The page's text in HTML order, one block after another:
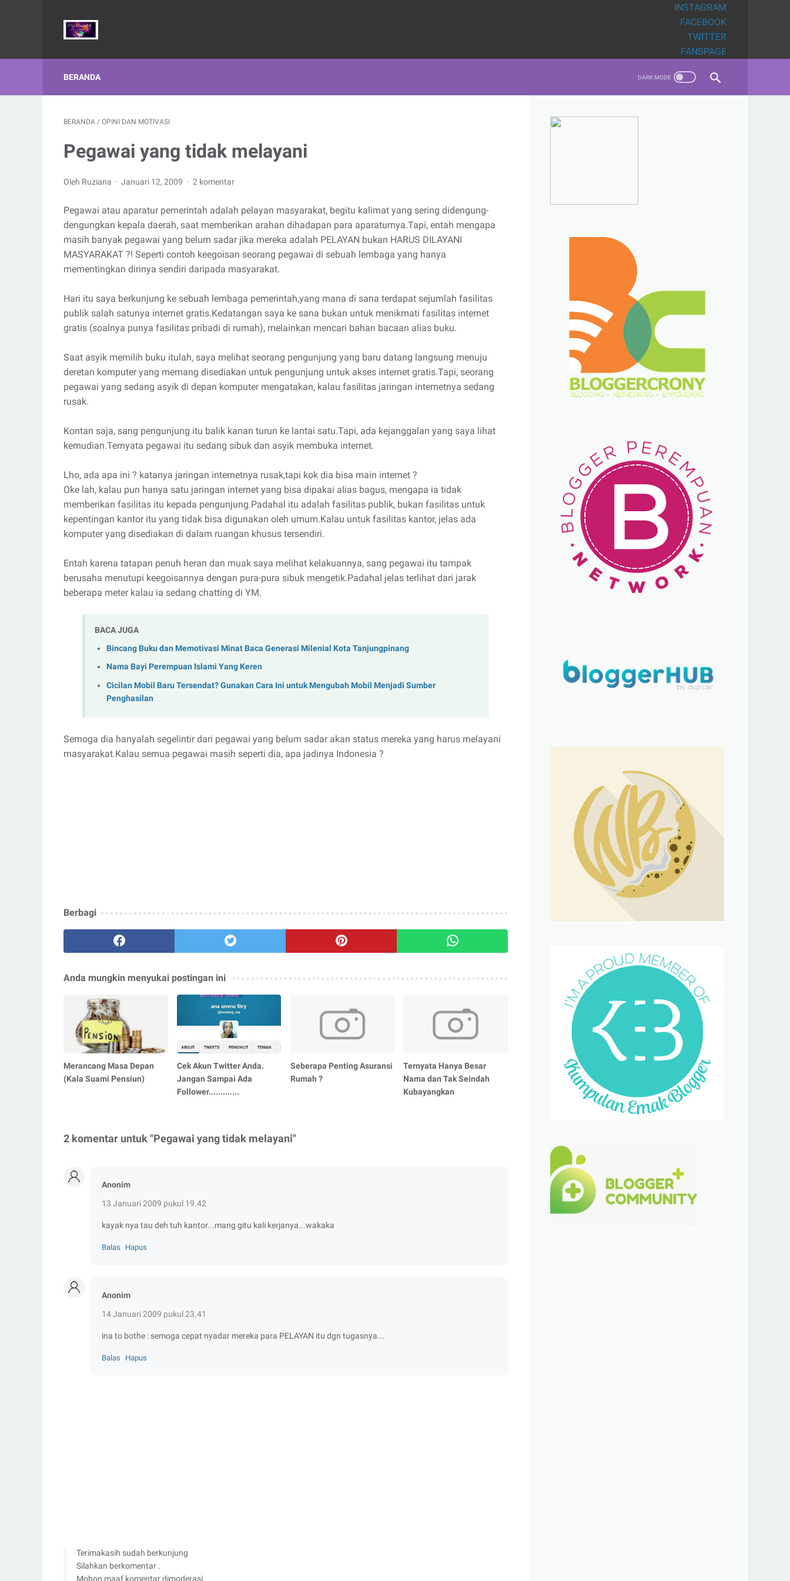
INSTAGRAM
FACEBOOK
TWITTER
FANSPAGE
BERANDA
BERANDA / OPINI DAN MOTIVASI
Pegawai yang tidak melayani
Oleh Ruziana Januari 12, 2009 2 komentar
Pegawai atau aparatur pemerintah adalah pelayan masyarakat, begitu kalimat yang sering didengung-
dengungkan kepala daerah, saat memberikan arahan dihadapan para aparaturnya.Tapi, entah mengapa
masih banyak pegawai yang belum sadar jika mereka adalah PELAYAN bukan HARUS DILAYANI
MASYARAKAT ?! Seperti contoh keegoisan seorang pegawai di sebuah lembaga yang hanya
mementingkan dirinya sendiri daripada masyarakat.
Hari itu saya berkunjung ke sebuah lembaga pemerintah,yang mana di sana terdapat sejumlah fasilitas
publik salah satunya internet gratis.Kedatangan saya ke sana bukan untuk menikmati fasilitas internet
gratis (soalnya punya fasilitas pribadi di rumah), melainkan mencari bahan bacaan alias buku.
Saat asyik memilih buku itulah, saya melihat seorang pengunjung yang baru datang langsung menuju
deretan komputer yang memang disediakan untuk pengunjung untuk akses internet gratis.Tapi, seorang
pegawai yang sedang asyik di depan komputer mengatakan, kalau fasilitas jaringan internetnya sedang
rusak.
Kontan saja, sang pengunjung itu balik kanan turun ke lantai satu.Tapi, ada kejanggalan yang saya lihat
kemudian.Ternyata pegawai itu sedang sibuk dan asyik membuka internet.
Lho, ada apa ini ? katanya jaringan internetnya rusak,tapi kok dia bisa main internet ?
Oke lah, kalau pun hanya satu jaringan internet yang bisa dipakai alias bagus, mengapa ia tidak
memberikan fasilitas itu kepada pengunjung.Padahal itu adalah fasilitas publik, bukan fasilitas untuk
kepentingan kantor itu yang tidak bisa digunakan oleh umum.Kalau untuk fasilitas kantor, jelas ada
komputer yang disediakan di dalam ruangan khusus tersendiri.
Entah karena tatapan penuh heran dan muak saya melihat kelakuannya, sang pegawai itu tampak
berusaha menutupi keegoisannya dengan pura-pura sibuk mengetik.Padahal jelas terlihat dari jarak
beberapa meter kalau ia sedang chatting di YM.
BACA JUGA
Bincang Buku dan Memotivasi Minat Baca Generasi Milenial Kota Tanjungpinang
Nama Bayi Perempuan Islami Yang Keren
Cicilan Mobil Baru Tersendat? Gunakan Cara Ini untuk Mengubah Mobil Menjadi Sumber
Penghasilan
Semoga dia hanyalah segelintir dari pegawai yang belum sadar akan status mereka yang harus melayani
masyarakat.Kalau semua pegawai masih seperti dia, apa jadinya Indonesia ?
Berbagi
Anda mungkin menyukai postingan ini
Merancang Masa Depan
(Kala Suami Pensiun)
Cek Akun Twitter Anda.
Jangan Sampai Ada
Follower.............
Seberapa Penting Asuransi
Rumah ?
Ternyata Hanya Besar
Nama dan Tak Seindah
Kubayangkan
2 komentar untuk "Pegawai yang tidak melayani"
Anonim
13 Januari 2009 pukul 19.42
kayak nya tau deh tuh kantor...mang gitu kali kerjanya...wakaka
Balas Hapus
Anonim
14 Januari 2009 pukul 23.41
ina to bothe : semoga cepat nyadar mereka para PELAYAN itu dgn tugasnya...
Balas Hapus
Terimakasih sudah berkunjung
Silahkan berkomentar .
Mohon maaf komentar dimoderasi